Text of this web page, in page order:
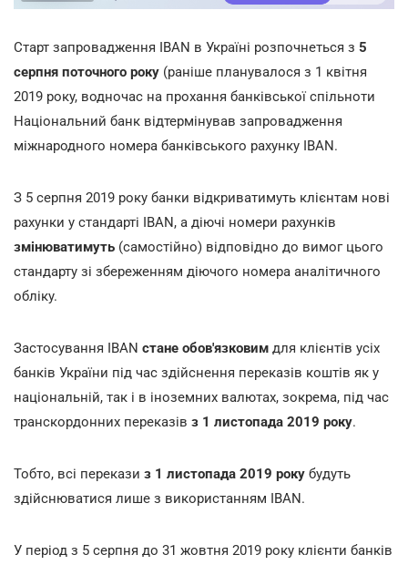
Старт запровадження IBAN в Україні розпочнеться з 5
серпня поточного року (раніше планувалося з 1 квітня
2019 року, водночас на прохання банківської спільноти
Національний банк відтермінував запровадження
міжнародного номера банківського рахунку IBAN.
З 5 серпня 2019 року банки відкриватимуть клієнтам нові
рахунки у стандарті IBAN, а діючі номери рахунків
змінюватимуть (самостійно) відповідно до вимог цього
стандарту зі збереженням діючого номера аналітичного
обліку.
Застосування IBAN стане обов'язковим для клієнтів усіх
банків України під час здійснення переказів коштів як у
національній, так і в іноземних валютах, зокрема, під час
транскордонних переказів з 1 листопада 2019 року.
Тобто, всі перекази з 1 листопада 2019 року будуть
здійснюватися лише з використанням IBAN.
У період з 5 серпня до 31 жовтня 2019 року клієнти банків